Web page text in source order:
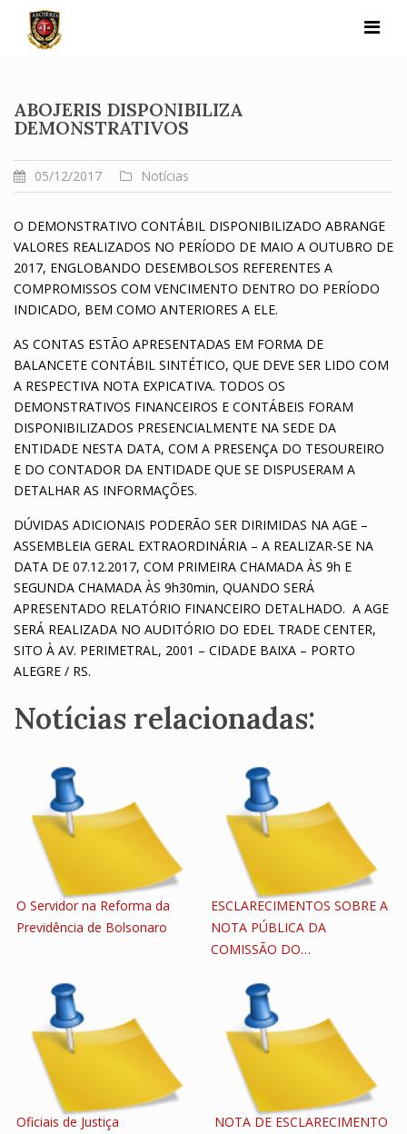
content
ABOJERIS DISPONIBILIZA
DEMONSTRATIVOS
05/12/2017 Notícias
O DEMONSTRATIVO CONTÁBIL DISPONIBILIZADO ABRANGE
VALORES REALIZADOS NO PERÍODO DE MAIO A OUTUBRO DE
2017, ENGLOBANDO DESEMBOLSOS REFERENTES A
COMPROMISSOS COM VENCIMENTO DENTRO DO PERÍODO
INDICADO, BEM COMO ANTERIORES A ELE.
AS CONTAS ESTÃO APRESENTADAS EM FORMA DE
BALANCETE CONTÁBIL SINTÉTICO, QUE DEVE SER LIDO COM
A RESPECTIVA NOTA EXPICATIVA. TODOS OS
DEMONSTRATIVOS FINANCEIROS E CONTÁBEIS FORAM
DISPONIBILIZADOS PRESENCIALMENTE NA SEDE DA
ENTIDADE NESTA DATA, COM A PRESENÇA DO TESOUREIRO
E DO CONTADOR DA ENTIDADE QUE SE DISPUSERAM A
DETALHAR AS INFORMAÇÕES.
DÚVIDAS ADICIONAIS PODERÃO SER DIRIMIDAS NA AGE –
ASSEMBLEIA GERAL EXTRAORDINÁRIA – A REALIZAR-SE NA
DATA DE 07.12.2017, COM PRIMEIRA CHAMADA ÀS 9h E
SEGUNDA CHAMADA ÀS 9h30min, QUANDO SERÁ
APRESENTADO RELATÓRIO FINANCEIRO DETALHADO. A AGE
SERÁ REALIZADA NO AUDITÓRIO DO EDEL TRADE CENTER,
SITO À AV. PERIMETRAL, 2001 – CIDADE BAIXA – PORTO
ALEGRE / RS.
Notícias relacionadas:
O Servidor na Reforma da
Previdência de Bolsonaro
ESCLARECIMENTOS SOBRE A
NOTA PÚBLICA DA
COMISSÃO DO…
Oficiais de Justiça
NOTA DE ESCLARECIMENTO